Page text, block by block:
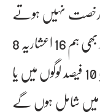
رخصت نہیں ہوتے
اور تمام ان ہونیوں سے بچ جاتے ہیں تو بھی ہم 16 اعشاریہ 8
فیصد لوگوں کے گروپ میں ہوں گے یا 10 فیصد لوگوں میں یا
میں شامل ہوں گے